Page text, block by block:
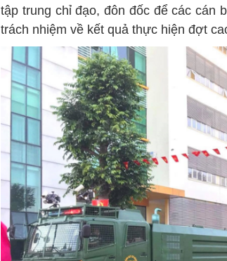
tập trung chỉ đạo, đôn đốc để các cán
trách nhiệm về kết quả thực hiện đợt